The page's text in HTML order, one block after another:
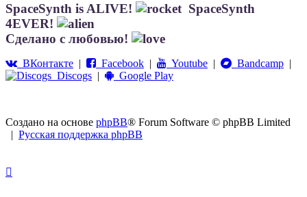
SpaceSynth is ALIVE!
SpaceSynth
4EVER!
Сделано с любовью!
ВКонтакте | Facebook | Youtube | Bandcamp |
Discogs | Google Play
Создано на основе phpBB® Forum Software © phpBB Limited
| Русская поддержка phpBB